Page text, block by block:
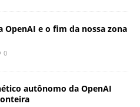
OpenAI e o fim da nossa zona
0
autônomo da OpenAI